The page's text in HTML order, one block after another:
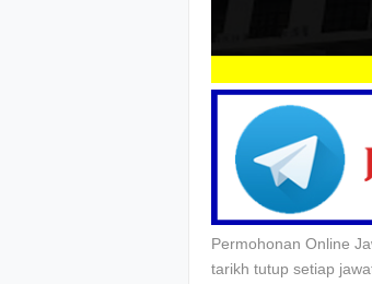
Permohonan Online
tarikh tutup setiap